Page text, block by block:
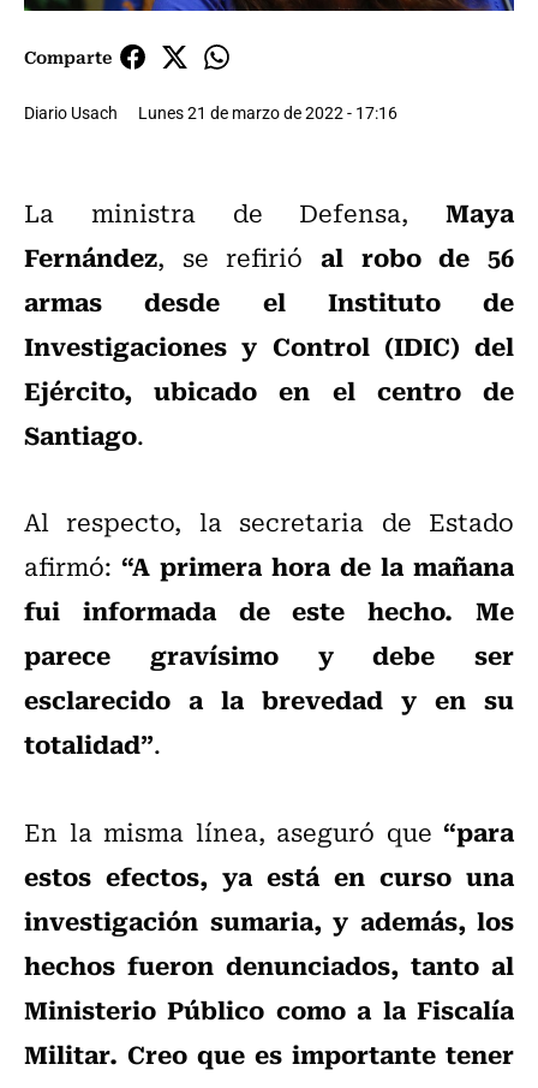
Comparte
Diario Usach Lunes 21 de marzo de 2022 - 17:16
La ministra de Defensa, Maya
Fernández, se refirió al robo de 56
armas desde el Instituto de
Investigaciones y Control (IDIC) del
Ejército, ubicado en el centro de
Santiago.
Al respecto, la secretaria de Estado
afirmó: “A primera hora de la mañana
fui informada de este hecho. Me
parece gravísimo y debe ser
esclarecido a la brevedad y en su
totalidad”.
En la misma línea, aseguró que “para
estos efectos, ya está en curso una
investigación sumaria, y además, los
hechos fueron denunciados, tanto al
Ministerio Público como a la Fiscalía
Militar. Creo que es importante tener